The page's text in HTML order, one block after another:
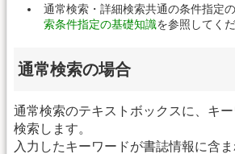
通常検索・詳細検索共通の条件指定
索条件指定の基礎知識を参照してくだ
通常検索の場合
通常検索のテキストボックスに、キ
検索します。
入力したキーワードが書誌情報に含